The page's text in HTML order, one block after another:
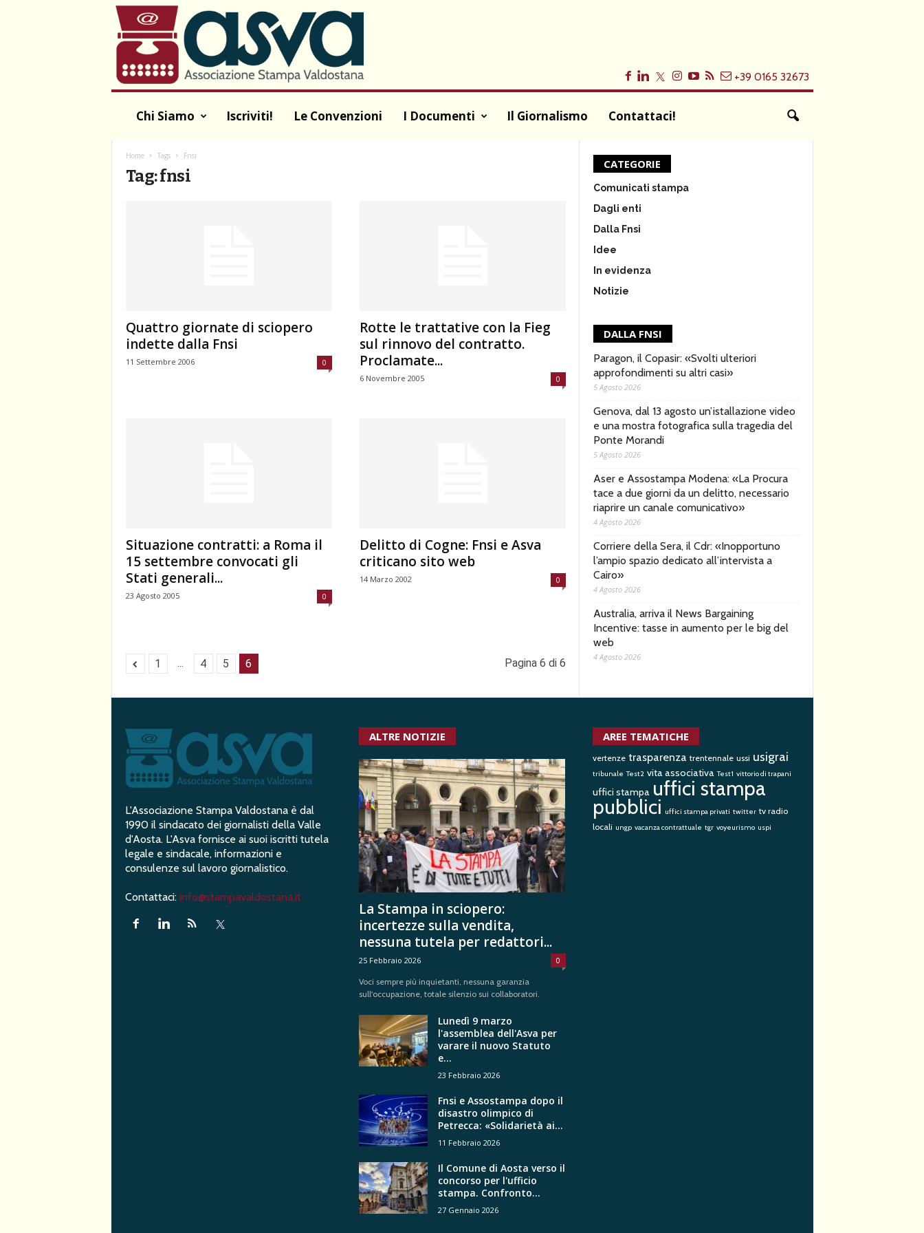
A
S
V
+39 0165 32673
Chi Siamo Iscriviti! Le Convenzioni I Documenti Il Giornalismo Contattaci!
Home Tags Fnsi
Tag: fnsi
Quattro giornate di sciopero
indette dalla Fnsi
11 Settembre 2006 0
Rotte le trattative con la Fieg
sul rinnovo del contratto.
Proclamate...
6 Novembre 2005 0
Situazione contratti: a Roma il
15 settembre convocati gli
Stati generali...
23 Agosto 2005 0
Delitto di Cogne: Fnsi e Asva
criticano sito web
14 Marzo 2002 0
1 ... 4 5 6 Pagina 6 di 6
CATEGORIE
Comunicati stampa
Dagli enti
Dalla Fnsi
Idee
In evidenza
Notizie
DALLA FNSI
Paragon, il Copasir: «Svolti ulteriori
approfondimenti su altri casi»
5 Agosto 2026
Genova, dal 13 agosto un’istallazione video
e una mostra fotografica sulla tragedia del
Ponte Morandi
5 Agosto 2026
Aser e Assostampa Modena: «La Procura
tace a due giorni da un delitto, necessario
riaprire un canale comunicativo»
4 Agosto 2026
Corriere della Sera, il Cdr: «Inopportuno
l’ampio spazio dedicato all’intervista a
Cairo»
4 Agosto 2026
Australia, arriva il News Bargaining
Incentive: tasse in aumento per le big del
web
4 Agosto 2026
L'Associazione Stampa Valdostana è dal
1990 il sindacato dei giornalisti della Valle
d'Aosta. L'Asva fornisce ai suoi iscritti tutela
legale e sindacale, informazioni e
consulenze sul lavoro giornalistico.
Contattaci: info@stampavaldostana.it
ALTRE NOTIZIE
La Stampa in sciopero:
incertezze sulla vendita,
nessuna tutela per redattori...
25 Febbraio 2026 0
Voci sempre più inquietanti, nessuna garanzia
sull'occupazione, totale silenzio sui collaboratori.
Lunedì 9 marzo
l'assemblea dell'Asva per
varare il nuovo Statuto
e...
23 Febbraio 2026
Fnsi e Assostampa dopo il
disastro olimpico di
Petrecca: «Solidarietà ai...
11 Febbraio 2026
Il Comune di Aosta verso il
concorso per l'ufficio
stampa. Confronto...
27 Gennaio 2026
AREE TEMATICHE
vertenze trasparenza trentennale ussi usigrai
tribunale Test2 vita associativa Test1 vittorio di trapani
uffici stampa uffici stampa
pubblici uffici stampa privati twitter tv radio
locali ungp vacanza contrattuale tgr voyeurismo uspi